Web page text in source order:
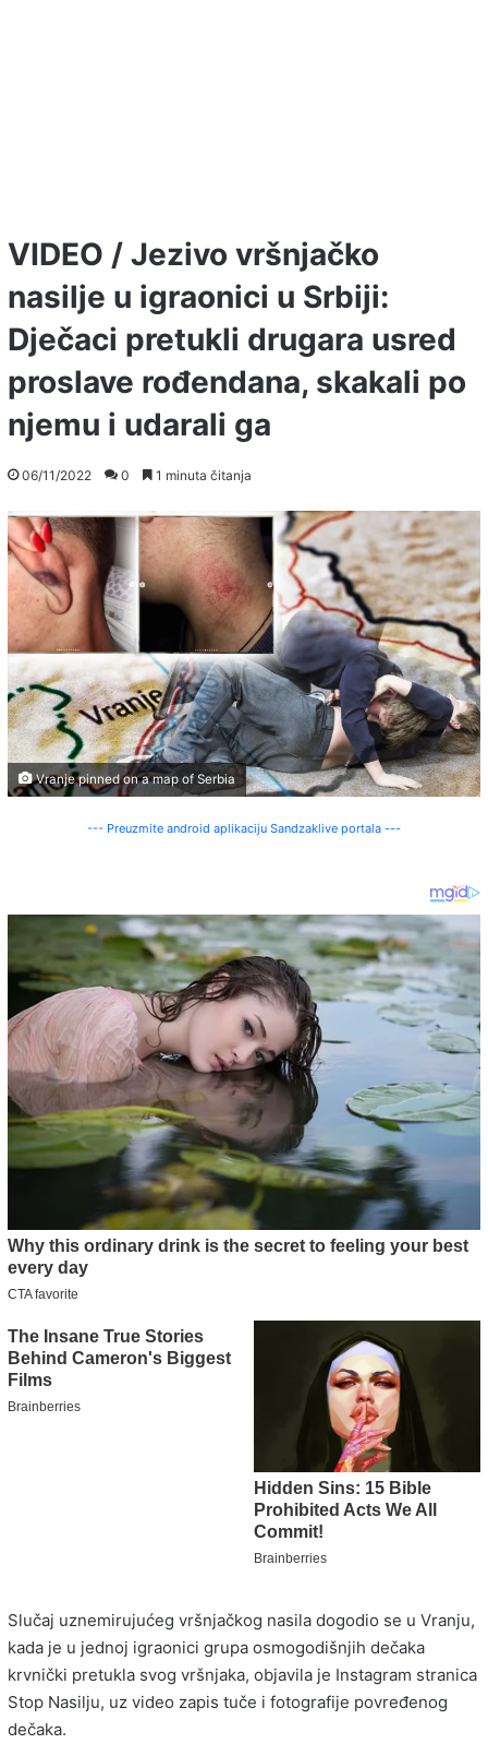
VIDEO / Jezivo vršnjačko
nasilje u igraonici u Srbiji:
Dječaci pretukli drugara usred
proslave rođendana, skakali po
njemu i udarali ga
06/11/2022 0 1 minuta čitanja
Vranje pinned on a map of Serbia
--- Preuzmite android aplikaciju Sandzaklive portala ---
Slučaj uznemirujućeg vršnjačkog nasila dogodio se u Vranju,
kada je u jednoj igraonici grupa osmogodišnjih dečaka
krvnički pretukla svog vršnjaka, objavila je Instagram stranica
Stop Nasilju, uz video zapis tuče i fotografije povređenog
dečaka.